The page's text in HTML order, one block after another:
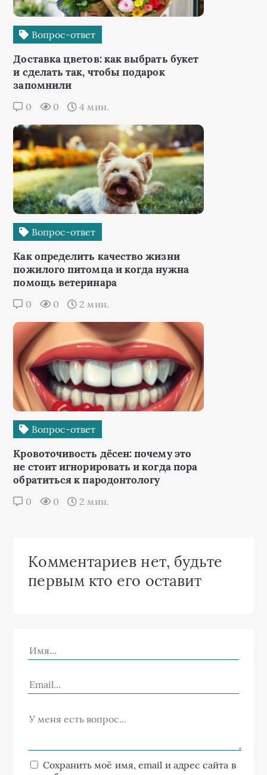
Вопрос-ответ
Доставка цветов: как выбрать букет
и сделать так, чтобы подарок
запомнили
0 0 4 мин.
Вопрос-ответ
Как определить качество жизни
пожилого питомца и когда нужна
помощь ветеринара
0 0 2 мин.
Вопрос-ответ
Кровоточивость дёсен: почему это
не стоит игнорировать и когда пора
обратиться к пародонтологу
0 0 2 мин.
Комментариев нет, будьте
первым кто его оставит
Сохранить моё имя, email и адрес сайта в